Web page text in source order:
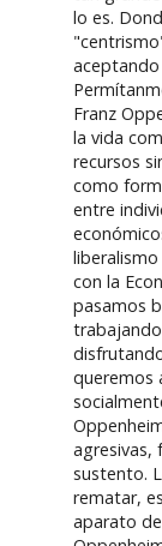
lo es.
aceptando
Franz
la vida
recursos
como
entre
con la
pasamos
queremos
agresivas,
sustento.
rematar,
aparato